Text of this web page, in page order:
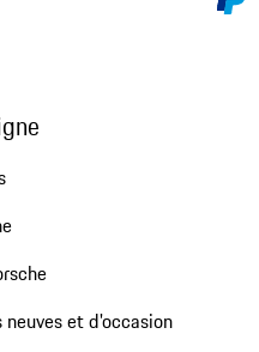
neuves et d'occasion